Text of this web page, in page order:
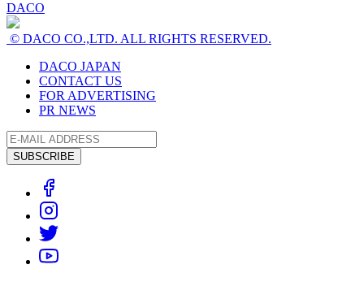
DACO
© DACO CO.,LTD. ALL RIGHTS RESERVED.
DACO JAPAN
CONTACT US
FOR ADVERTISING
PR NEWS